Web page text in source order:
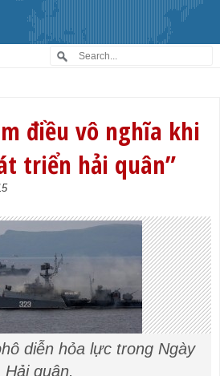
điều vô nghĩa khi
triển hải quân”
diễn hỏa lực trong Ngày
Hải quân.